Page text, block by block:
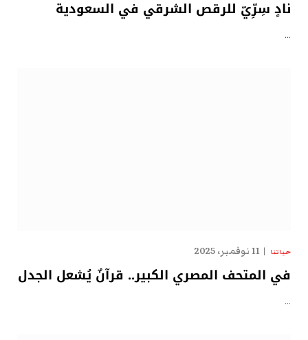
نادٍ سِرِّيّ للرقص الشرقي في السعودية
…
حياتنا 11 نوفمبر، 2025
في المتحف المصري الكبير.. قرآنٌ يُشعل الجدل
…